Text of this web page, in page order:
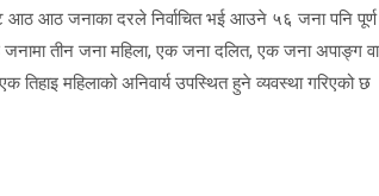
आठ जनाका दरले निर्वाचित भई आउने ५६ जना पनि पूर्ण
तीन जना महिला, एक जना दलित, एक जना अपाङ्ग वा
तिहाइ महिलाको अनिवार्य उपस्थित हुने व्यवस्था गरिएको